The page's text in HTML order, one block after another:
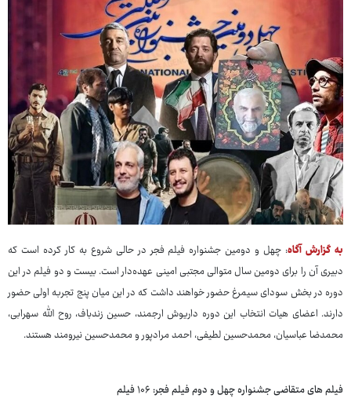
به گزارش آگاه: چهل و دومین جشنواره فیلم فجر در حالی شروع به کار کرده است که
دبیری آن را برای دومین سال متوالی مجتبی امینی عهده‌دار است. بیست و دو فیلم در این
دوره در بخش سودای سیمرغ حضور خواهند داشت که در این میان پنج تجربه اولی حضور
دارند. اعضای هیات انتخاب این دوره داریوش ارجمند، حسین زندباف، روح الله سهرابی،
محمدضا عباسیان، محمدحسین لطیفی، احمد مرادپور و محمدحسین نیرومند هستند.
فیلم های متقاضی جشنواره چهل و دوم فیلم فجر: ۱۰۶ فیلم